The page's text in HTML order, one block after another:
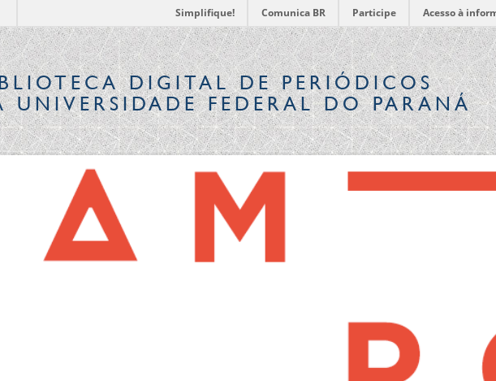
Simplifique! Comunica BR Participe Acesso à
DIGITALDE PERIÓDICOS
UNIVERSIDADE FEDERAL DO PARANÁ